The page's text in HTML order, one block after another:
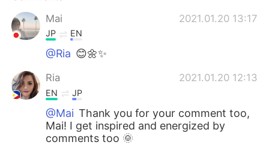
Indonesia
Türkçe
Português
Mai
2021.01.20 13:17
JP EN
@Ria 😊🌼✨
Ria 2021.01.20 12:13
EN JP
@Mai Thank you for your comment too,
Mai! I get inspired and energized by
comments too 🌞